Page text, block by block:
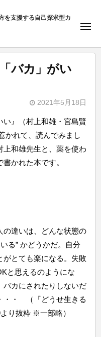
を支援する自己探求型カ
メ
ュ
ー
バカ」がい
2021年5月18日
い』（村上和雄・宮島賢
かれて、読んでみまし
上和雄先生と、薬を使わ
かれた本です。
の違いは、どんな状態の
る” かどうかだ。自分
がとても楽になる。失敗
と思えるのようにな
バカにされたりしないだ
・・ （『どうせ生きる
り抜粋 ※一部略）